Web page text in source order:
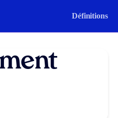
Définitions